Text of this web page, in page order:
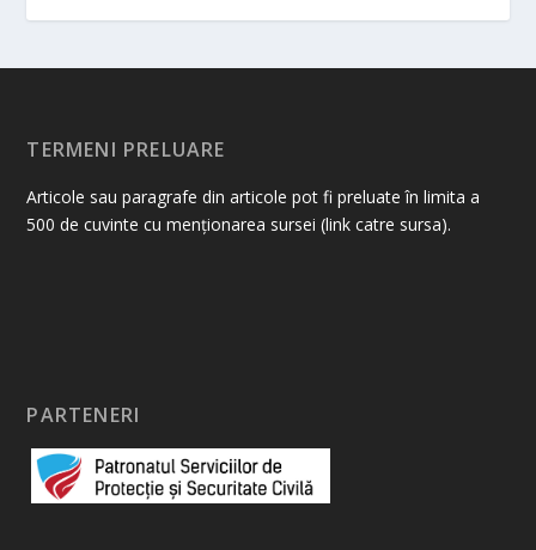
TERMENI PRELUARE
Articole sau paragrafe din articole pot fi preluate în limita a
500 de cuvinte cu menționarea sursei (link catre sursa).
PARTENERI